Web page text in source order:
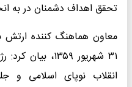
تحقق اهداف دشمنان در به
معاون هماهنگ کننده ارتش
۳۱ شهریور
انقلاب نوپای اسلامی و